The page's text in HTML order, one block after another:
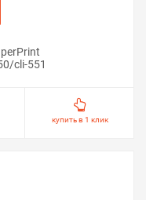
cli-551
купить в 1 клик